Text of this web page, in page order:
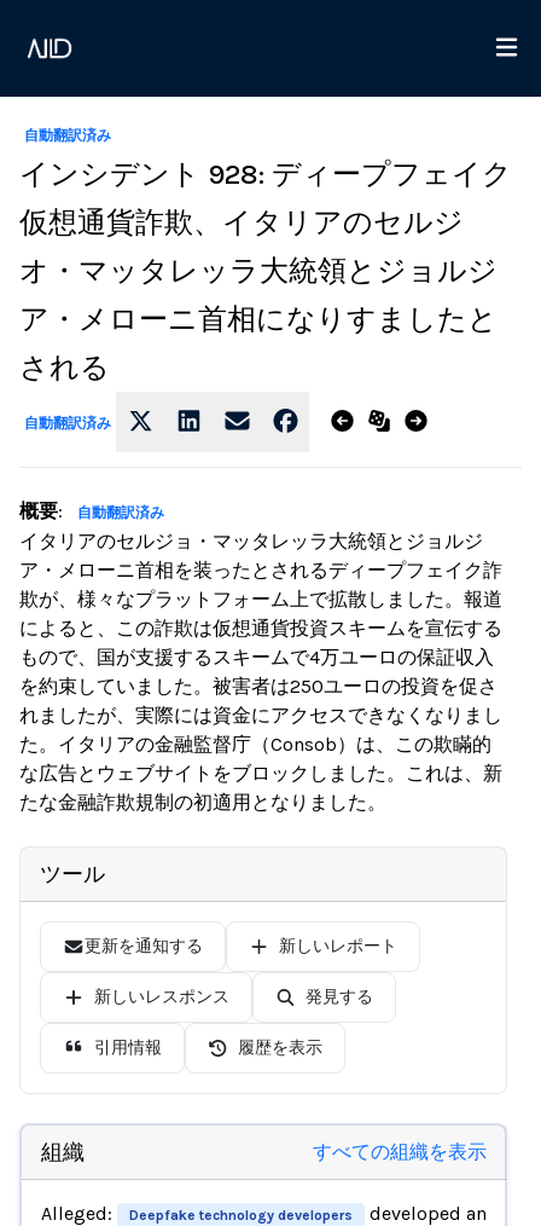
自動翻訳済み
インシデント 928: ディープフェイク
仮想通貨詐欺、イタリアのセルジ
オ・マッタレッラ大統領とジョルジ
ア・メローニ首相になりすましたと
される
自動翻訳済み
概要: 自動翻訳済み
イタリアのセルジョ・マッタレッラ大統領とジョルジ
ア・メローニ首相を装ったとされるディープフェイク詐
欺が、様々なプラットフォーム上で拡散しました。報道
によると、この詐欺は仮想通貨投資スキームを宣伝する
もので、国が支援するスキームで4万ユーロの保証収入
を約束していました。被害者は250ユーロの投資を促さ
れましたが、実際には資金にアクセスできなくなりまし
た。イタリアの金融監督庁（Consob）は、この欺瞞的
な広告とウェブサイトをブロックしました。これは、新
たな金融詐欺規制の初適用となりました。
ツール
更新を通知する 新しいレポート
新しいレスポンス 発見する
引用情報 履歴を表示
組織 すべての組織を表示
Alleged: Deepfake technology developers
developed an